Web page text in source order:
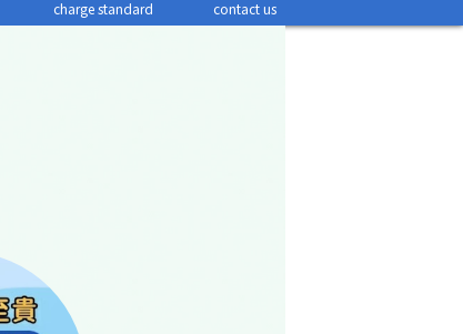
charge standard contact us